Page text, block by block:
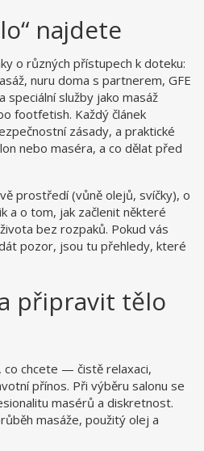
najdete
o různých přístupech k doteku:
nuru doma s partnerem, GFE
speciální služby jako masáž
footfetish. Každý článek
zásady, a praktické
nebo maséra, a co dělat před
prostředí (vůně olejů, svíčky), o
a o tom, jak začlenit některé
bez rozpaků. Pokud vás
pozor, jsou tu přehledy, které
připravit tělo
co chcete — čistě relaxaci,
přínos. Při výběru salonu se
masérů a diskretnost.
masáže, použitý olej a